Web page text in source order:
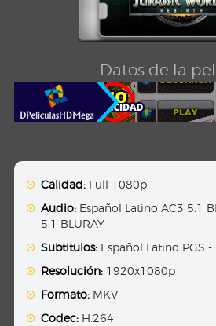
Datos de la
Calidad: Full 1080p
Audio: Español Latino AC3 5.1
5.1 BLURAY
Subtitulos: Español Latino PGS -
Resolución: 1920x1080p
Formato: MKV
Codec: H.264